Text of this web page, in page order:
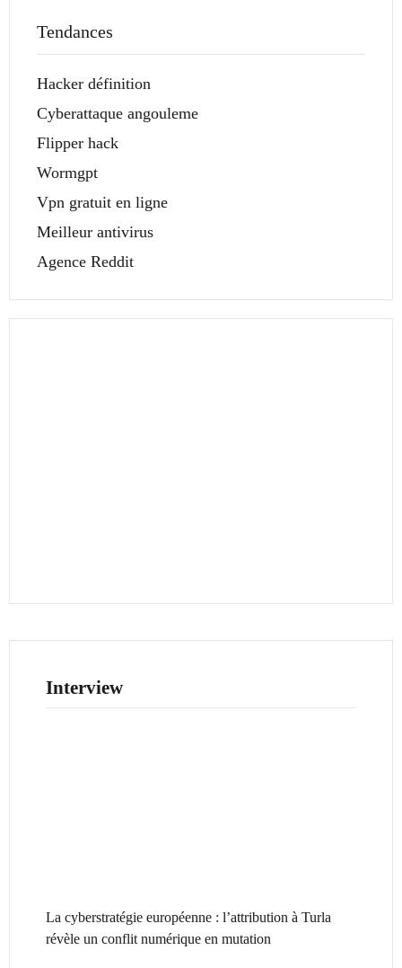
Tendances
Hacker définition
Cyberattaque angouleme
Flipper hack
Wormgpt
Vpn gratuit en ligne
Meilleur antivirus
Agence Reddit
Interview
La cyberstratégie européenne : l’attribution à Turla
révèle un conflit numérique en mutation